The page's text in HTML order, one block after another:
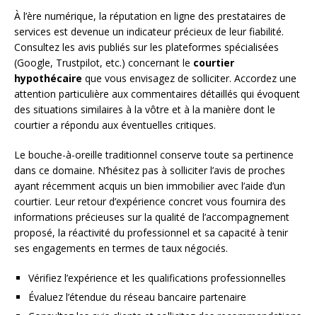
À l’ère numérique, la réputation en ligne des prestataires de
services est devenue un indicateur précieux de leur fiabilité.
Consultez les avis publiés sur les plateformes spécialisées
(Google, Trustpilot, etc.) concernant le courtier
hypothécaire que vous envisagez de solliciter. Accordez une
attention particulière aux commentaires détaillés qui évoquent
des situations similaires à la vôtre et à la manière dont le
courtier a répondu aux éventuelles critiques.
Le bouche-à-oreille traditionnel conserve toute sa pertinence
dans ce domaine. N’hésitez pas à solliciter l’avis de proches
ayant récemment acquis un bien immobilier avec l’aide d’un
courtier. Leur retour d’expérience concret vous fournira des
informations précieuses sur la qualité de l’accompagnement
proposé, la réactivité du professionnel et sa capacité à tenir
ses engagements en termes de taux négociés.
Vérifiez l’expérience et les qualifications professionnelles
Évaluez l’étendue du réseau bancaire partenaire